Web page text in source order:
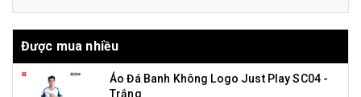
Được mua nhiều
Áo Đá Banh Không Logo Just Play SC04 -
Trắng